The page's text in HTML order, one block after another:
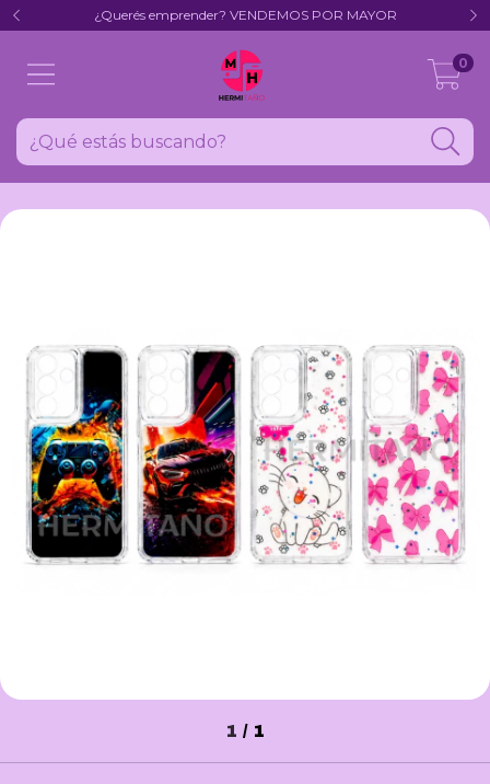
¿Querés emprender? VENDEMOS POR MAYOR
0
1 / 1